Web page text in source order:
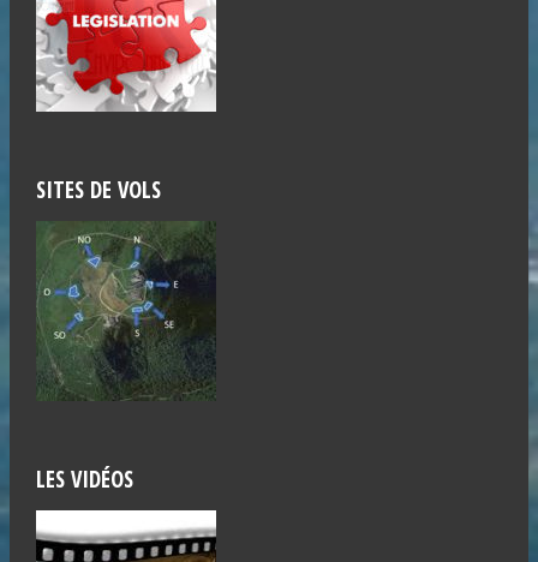
SITES DE VOLS
LES VIDÉOS